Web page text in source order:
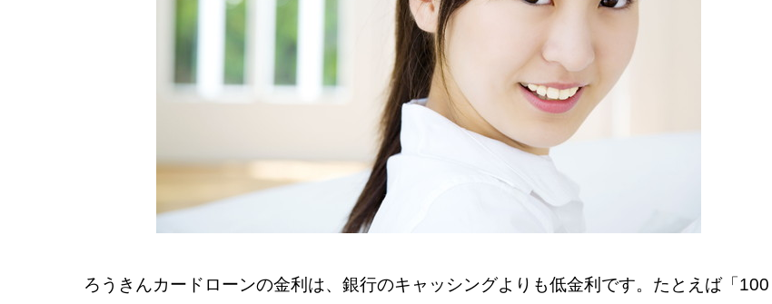
ろうきんカードローンの金利は、銀行のキャッシングよりも低金利です。たとえば「100